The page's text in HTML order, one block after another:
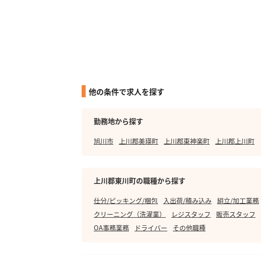
他の条件で求人を探す
勤務地から探す
旭川市 上川郡美瑛町 上川郡東神楽町 上川郡上川町
上川郡東川町の職種から探す
仕分/ピッキング/梱包 入出荷/積み込み 組立/加工業務
クリーニング（洗濯業）
レジスタッフ 販売スタッフ
OA事務業務
ドライバー その他職種